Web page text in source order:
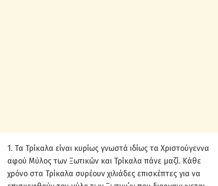
1. Τα Τρίκαλα είναι κυρίως γνωστά ιδίως τα Χριστούγεννα
αφού Μύλος των Ξωτικών και Τρίκαλα πάνε μαζί. Κάθε
χρόνο στα Τρίκαλα συρέουν χιλιάδες επισκέπτες για να